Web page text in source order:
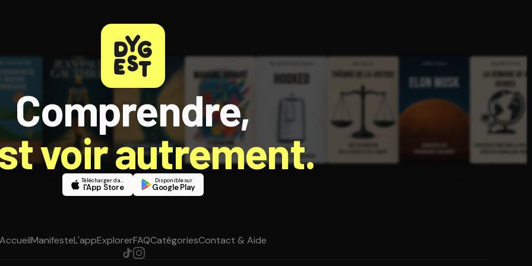
Comprendre,
voir autrement.
Télécharger dans
l'App Store
Disponible sur
Google Play
AccueilManifesteL'appExplorerFAQCatégoriesContact & Aide